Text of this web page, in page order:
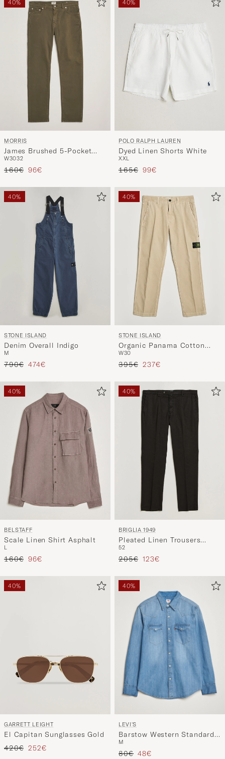
40%
MORRIS
James Brushed 5-Pocket
Pants Olive
W3032
Precio ordinario
160€ Precio reducido
96€
40%
POLO RALPH LAUREN
Dyed Linen Shorts White
XXL
Precio ordinario
165€ Precio reducido
99€
40%
STONE ISLAND
Denim Overall Indigo
M
Precio ordinario
790€ Precio reducido
474€
40%
STONE ISLAND
Organic Panama Cotton
Trousers Desert
W30
Precio ordinario
395€ Precio reducido
237€
40%
BELSTAFF
Scale Linen Shirt Asphalt
L
Precio ordinario
160€ Precio reducido
96€
40%
BRIGLIA 1949
Pleated Linen Trousers
Black
52
Precio ordinario
205€ Precio reducido
123€
40%
GARRETT LEIGHT
El Capitan Sunglasses Gold
Precio ordinario
420€ Precio reducido
252€
40%
LEVI'S
Barstow Western Standard
Shirt Light Blue
M
Precio ordinario
80€ Precio reducido
48€